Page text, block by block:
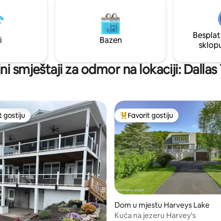
*Lonci, tave, pribor
Hills, farmi Old Tioga (restoran
restoranima), penjanju po
rijeci Susquehanna.
Bazen
smještaji za odmor na lokaciji:
5, recenzija: 71
gostiju
gostiju Glavni favorit gostiju
Favorit gostiju
Dom u mjestu Harveys Lake
Kuća na jezeru Harvey's